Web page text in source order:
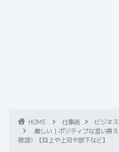
HOME 仕事術
ビジネ
厳しい｜ポジティブな言い換
敬語）【目上や上司や部下など】